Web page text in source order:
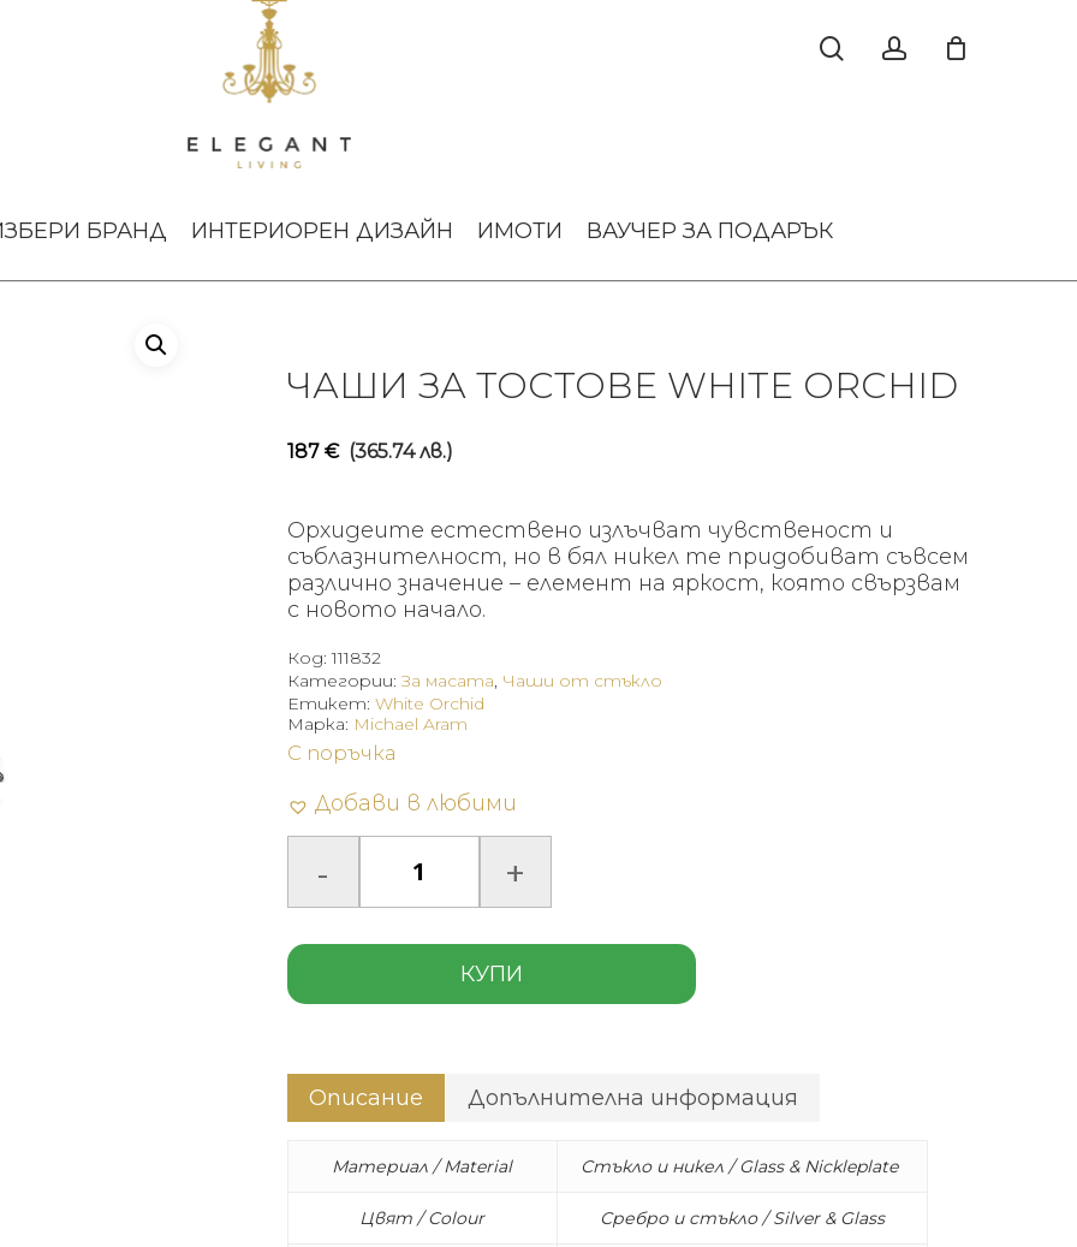
БРАНД ИНТЕРИОРЕН ДИЗАЙН ИМОТИ ВАУЧЕР ЗА ПОДАРЪК
ЧАШИ ЗА ТОСТОВЕ WHITE ORCHID
187 € (365.74 лв.)
Орхидеите естествено излъчват чувственост и
съблазнителност, но в бял никел те придобиват съвсем
различно значение – елемент на яркост, която свързвам
с новото начало.
Код:111832
Категории:За масата, Чаши от стъкло
Етикет: White Orchid
С поръчка
Добави в любими
КУПИ
Марка: Michael Aram
Описание Допълнителна информация
Материал / Material Стъкло и никел / Glass & Nickleplate
Цвят / Colour Сребро и стъкло / Silver & Glass